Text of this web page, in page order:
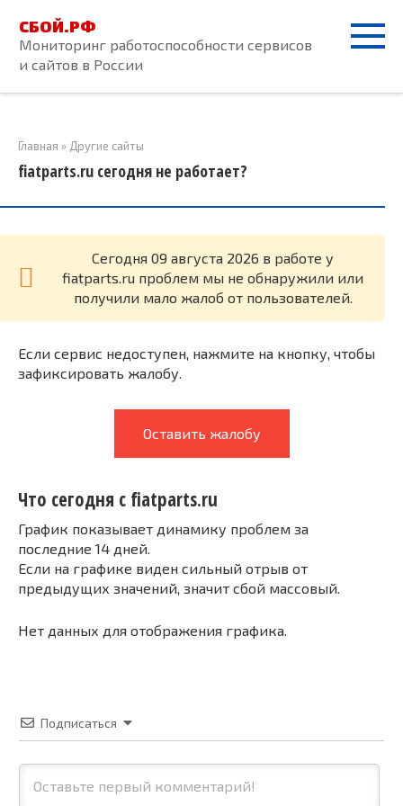
контенту
СБОЙ.РФ
Мониторинг работоспособности сервисов
и сайтов в России
Главная » Другие сайты
fiatparts.ru сегодня не работает?
Cегодня 09 августа 2026 в работе у
fiatparts.ru проблем мы не обнаружили или
получили мало жалоб от пользователей.
Если сервис недоступен, нажмите на кнопку, чтобы
зафиксировать жалобу.
Оставить жалобу
Что сегодня с fiatparts.ru
График показывает динамику проблем за
последние 14 дней.
Если на графике виден сильный отрыв от
предыдущих значений, значит сбой массовый.
Нет данных для отображения графика.
Подписаться